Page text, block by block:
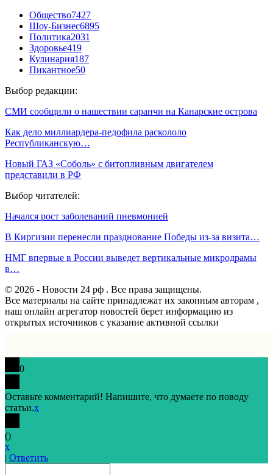
Общество7427
Шоу-Бизнес6895
Политика2031
Здоровье419
Кулинария187
Пикантное50
Выбор редакции:
СМИ сообщили о нашествии саранчи на Канарские острова
Как дело миллиардера-педофила раскололо
Республиканскую…
Новый ГАЗ «Соболь» с битопливным двигателем
представили в РФ
Выбор читателей:
Начался рост заболеваний пневмонией
В Киргизии перенесли празднование Победы из-за визита…
НМГ впервые в России выведет вертикальные микродрамы
в…
© 2026 - Новости 24 рф . Все права защищены.
Все материалы на сайте принадлежат их законным авторам ,
наш онлайн агрегатор новостей берет информацию из
открытых источников с указание активной ссылки
0
Оставьте комментарий! Напишите, что думаете по поводу
статьи.x
()
x
| Ответить